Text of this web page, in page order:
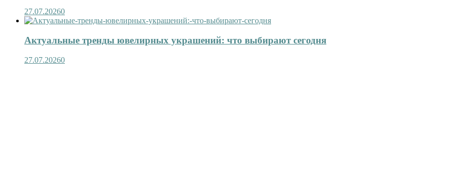
27.07.20260
Актуальные тренды ювелирных украшений: что выбирают сегодня
27.07.20260